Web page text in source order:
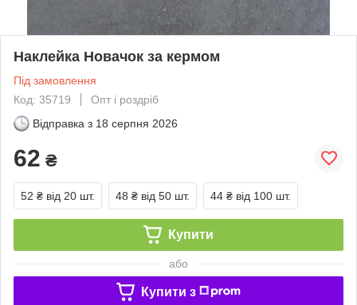
Наклейка Новачок за кермом
Під замовлення
Код: 35719
Опт і роздріб
Відправка з 18 серпня 2026
62 ₴
52 ₴ від 20 шт. 48 ₴ від 50 шт. 44 ₴ від 100 шт.
Купити
або
Купити з